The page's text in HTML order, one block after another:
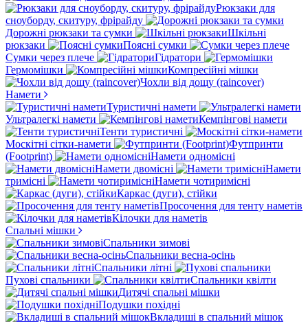
Рюкзаки для
сноуборду, скитуру, фрірайду
Дорожні рюкзаки та сумки
Шкільні
рюкзаки
Поясні сумки
Сумки через плече
Гідратори
Гермомішки
Компресійні мішки
Чохли від дощу (raincover)
Намети
Туристичні намети
Ультралегкі намети
Кемпінгові намети
Тенти туристичні
Москітні сітки-намети
Футпринти
(Footprint)
Намети одномісні
Намети двомісні
Намети
тримісні
Намети чотиримісні
Каркас (дуги), стійки
Просочення для тенту наметів
Кілочки для наметів
Спальні мішки
Спальники зимові
Спальники весна-осінь
Спальники літні
Пухові спальники
Спальники квілти
Дитячі спальні мішки
Подушки похідні
Вкладиші в спальний мішок